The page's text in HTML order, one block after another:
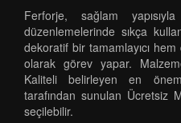
Ferforje, sağlam
düzenlemelerinde sıkça
dekoratif bir tamamlayıcı
olarak görev yapar.
Kaliteli belirleyen en
tarafından sunulan Ücretsiz
seçilebilir.